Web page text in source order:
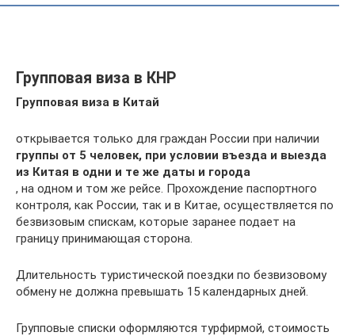
Групповая виза в КНР
Групповая виза в Китай
открывается только для граждан России при наличии
группы от 5 человек, при условии въезда и выезда
из Китая в одни и те же даты и города
, на одном и том же рейсе. Прохождение паспортного
контроля, как России, так и в Китае, осуществляется по
безвизовым спискам, которые заранее подает на
границу принимающая сторона.
Длительность туристической поездки по безвизовому
обмену не должна превышать 15 календарных дней.
Групповые списки оформляются турфирмой, стоимость